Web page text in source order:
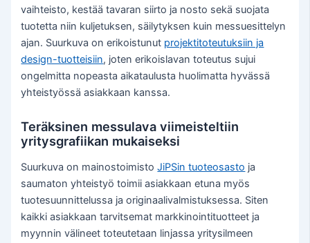
vaihteisto, kestää tavaran siirto ja nosto sekä suojata
tuotetta niin kuljetuksen, säilytyksen kuin messuesittelyn
ajan. Suurkuva on erikoistunut projektitoteutuksiin ja
design-tuotteisiin, joten erikoislavan toteutus sujui
ongelmitta nopeasta aikataulusta huolimatta hyvässä
yhteistyössä asiakkaan kanssa.
Teräksinen messulava viimeisteltiin
yritysgrafiikan mukaiseksi
Suurkuva on mainostoimistoJiPSin tuoteosasto ja
saumaton yhteistyö toimii asiakkaan etuna myös
tuotesuunnittelussa ja originaalivalmistuksessa. Siten
kaikki asiakkaan tarvitsemat markkinointituotteet ja
myynnin välineet toteutetaan linjassa yritysilmeen